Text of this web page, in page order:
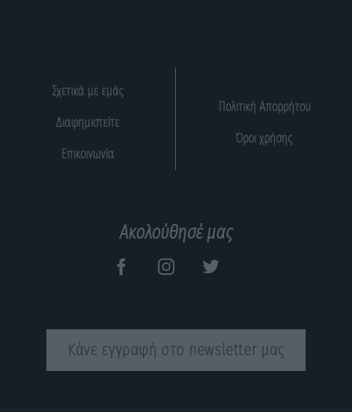
Σχετικά με εμάς
Διαφημιστείτε
Επικοινωνία
Πολιτική Απορρήτου
Όροι χρήσης
Ακολούθησέ μας
Κάνε εγγραφή στο newsletter μας